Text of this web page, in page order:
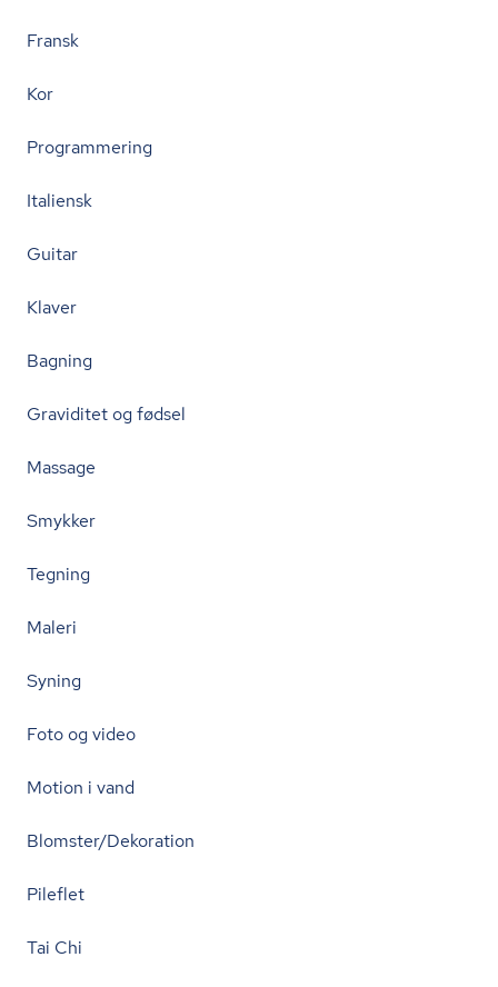
Fransk
Kor
Programmering
Italiensk
Guitar
Klaver
Bagning
Graviditet og fødsel
Massage
Smykker
Tegning
Maleri
Syning
Foto og video
Motion i vand
Blomster/Dekoration
Pileflet
Tai Chi